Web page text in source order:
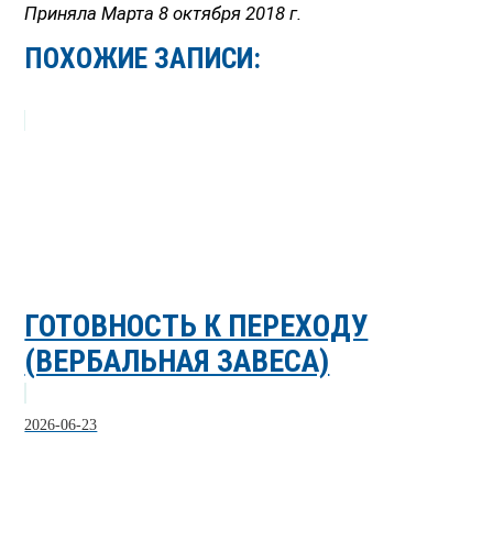
Приняла Марта 8 октября 2018 г.
ПОХОЖИЕ ЗАПИСИ:
ГОТОВНОСТЬ К ПЕРЕХОДУ
(ВЕРБАЛЬНАЯ ЗАВЕСА)
2026-06-23